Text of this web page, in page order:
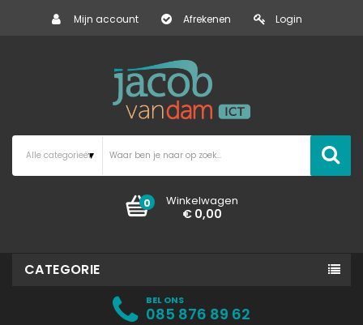
Mijn account Afrekenen Login
Winkelwagen
0
€ 0,00
CATEGORIE
BEL ONS
085 876 89 62